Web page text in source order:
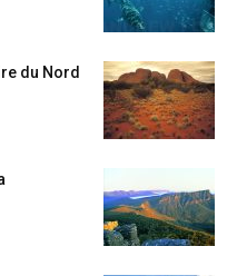
du Nord